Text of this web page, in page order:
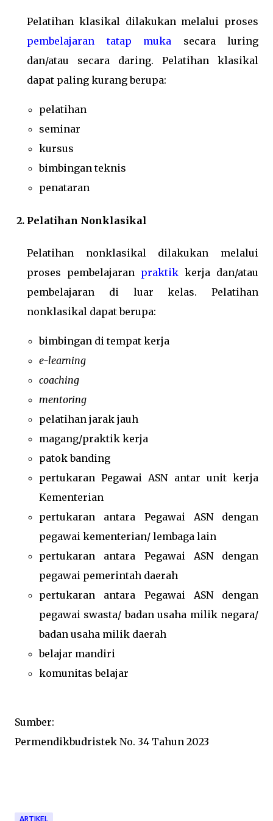
Pelatihan klasikal dilakukan melalui proses
pembelajaran tatap muka secara luring
dan/atau secara daring. Pelatihan klasikal
dapat paling kurang berupa:
pelatihan
seminar
kursus
bimbingan teknis
penataran
Pelatihan Nonklasikal
Pelatihan nonklasikal dilakukan melalui
proses pembelajaran praktik kerja dan/atau
pembelajaran di luar kelas. Pelatihan
nonklasikal dapat berupa:
bimbingan di tempat kerja
e-learning
coaching
mentoring
pelatihan jarak jauh
magang/praktik kerja
patok banding
pertukaran Pegawai ASN antar unit kerja
Kementerian
pertukaran antara Pegawai ASN dengan
pegawai kementerian/ lembaga lain
pertukaran antara Pegawai ASN dengan
pegawai pemerintah daerah
pertukaran antara Pegawai ASN dengan
pegawai swasta/ badan usaha milik negara/
badan usaha milik daerah
belajar mandiri
komunitas belajar
Sumber:
Permendikbudristek No. 34 Tahun 2023
ARTIKEL